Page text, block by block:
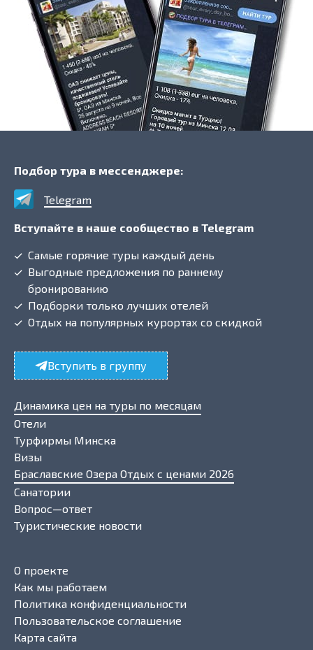
Динамика цен на туры по месяцам
Отели
Турфирмы Минска
Визы
Браславские Озера Отдых с ценами 2026
Санатории
Вопрос—ответ
Туристические новости
О проекте
Как мы работаем
Политика конфиденциальности
Пользовательское соглашение
Карта сайта
Подбор тура в мессенджере:
Telegram
Вступайте в наше сообщество в Telegram
Самые горячие туры каждый день
Выгодные предложения по раннему
бронированию
Подборки только лучших отелей
Отдых на популярных курортах со скидкой
Вступить в группу